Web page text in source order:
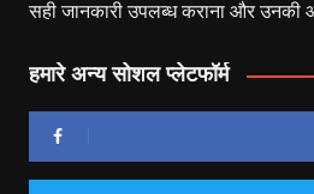
सही जानकारी उपलब्ध कराना और उनकी
हमारे अन्य सोशल प्लेटफॉर्म